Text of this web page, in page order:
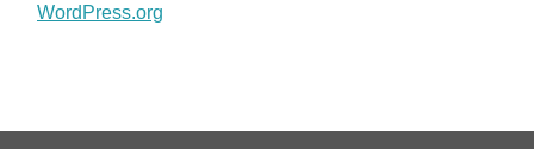
WordPress.org